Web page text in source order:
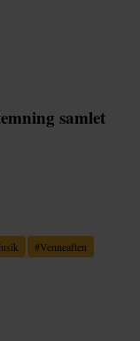
samlet
#Venneaften